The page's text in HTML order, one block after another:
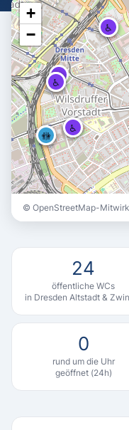
🚻
🚻
♿
♿
♿
♿
♿
♿
♿
+
−
© OpenStreetMap-
24
öffentliche WCs
in Dresden Altstadt &
0
rund um die Uhr
geöffnet (24h)